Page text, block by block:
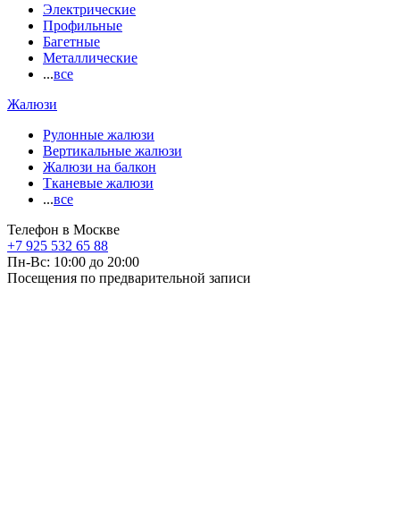
Электрические
Профильные
Багетные
Металлические
...все
Жалюзи
Рулонные жалюзи
Вертикальные жалюзи
Жалюзи на балкон
Тканевые жалюзи
...все
Телефон в Москве
+7 925 532 65 88
Пн-Вс: 10:00 до 20:00
Посещения по предварительной записи